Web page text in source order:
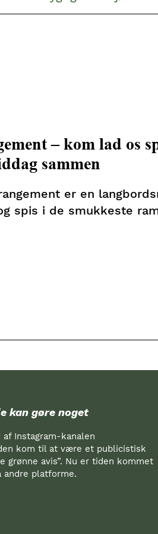
– kom lad os
sammen
er en
spis i de smukkeste
kan gøre noget
Instagram-kanalen
kom til at være et publicistisk
grønne avis”. Nu er tiden kommet
platforme.